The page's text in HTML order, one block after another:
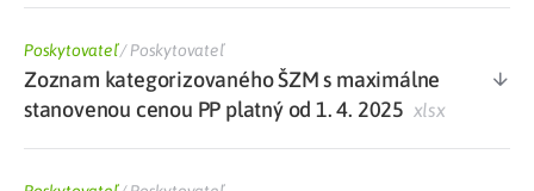
Poskytovateľ/Poskytovateľ
Zoznam kategorizovaného ŠZM s maximálne
stanovenou cenou PP platný od 1. 4. 2025 xlsx